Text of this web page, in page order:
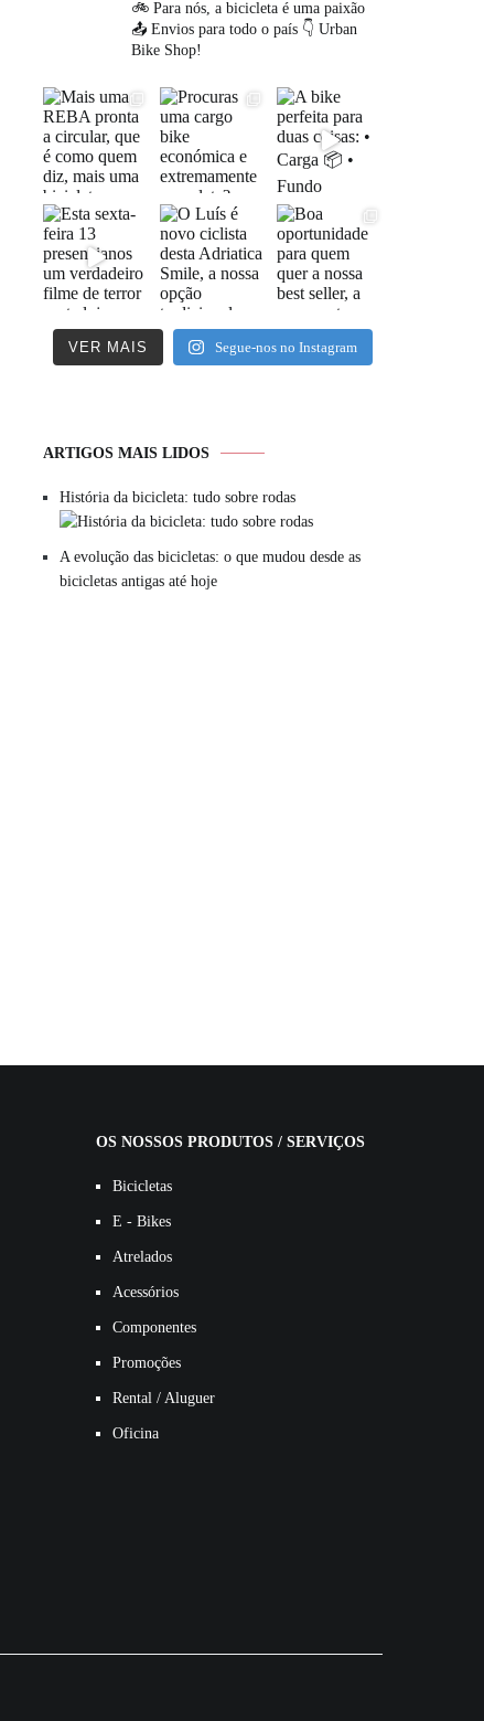
🚲 Para nós, a bicicleta é uma paixão
📤 Envios para todo o país 👇 Urban
Bike Shop!
VER MAIS Segue-nos no Instagram
ARTIGOS MAIS LIDOS
História da bicicleta: tudo sobre rodas
A evolução das bicicletas: o que mudou desde as
bicicletas antigas até hoje
OS NOSSOS PRODUTOS / SERVIÇOS
Bicicletas
E - Bikes
Atrelados
Acessórios
Componentes
Promoções
Rental / Aluguer
Oficina